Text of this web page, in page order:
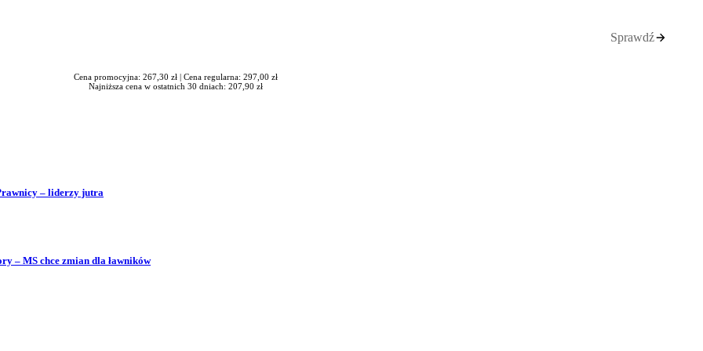
Sprawdź
Cena promocyjna: 267,30 zł | Cena regularna: 297,00 zł
Najniższa cena w ostatnich 30 dniach: 207,90 zł
– liderzy jutra
– MS chce zmian dla ławników